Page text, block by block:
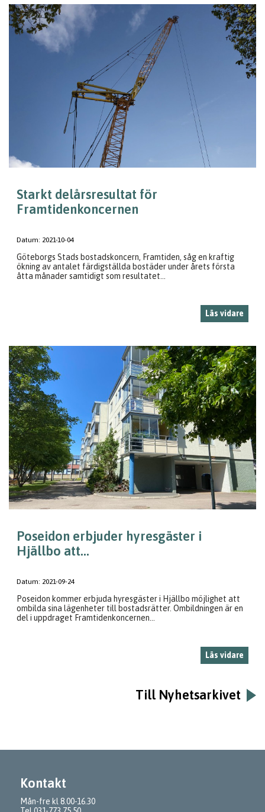
Starkt delårsresultat för
Framtidenkoncernen
Datum: 2021-10-04
Göteborgs Stads bostadskoncern, Framtiden, såg en kraftig
ökning av antalet färdigställda bostäder under årets första
åtta månader samtidigt som resultatet...
Läs vidare
Poseidon erbjuder hyresgäster i
Hjällbo att...
Datum: 2021-09-24
Poseidon kommer erbjuda hyresgäster i Hjällbo möjlighet att
ombilda sina lägenheter till bostadsrätter. Ombildningen är en
del i uppdraget Framtidenkoncernen...
Läs vidare
Till Nyhetsarkivet
Kontakt
Mån-fre kl 8.00-16.30